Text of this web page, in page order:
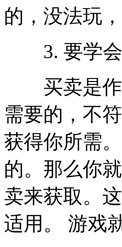
的，没法玩
3. 要学会
买卖是作
需要的，不
获得你所需
的。那么你
卖来获取。
适用。 游戏